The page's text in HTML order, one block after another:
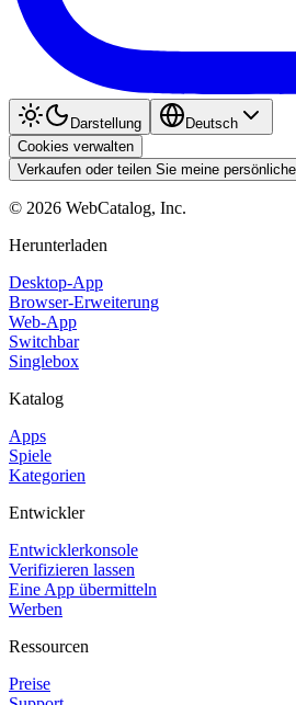
Darstellung
Deutsch
Cookies verwalten
Verkaufen oder teilen Sie meine
© 2026 WebCatalog, Inc.
Herunterladen
Desktop-App
Browser-Erweiterung
Web-App
Switchbar
Singlebox
Katalog
Apps
Spiele
Kategorien
Entwickler
Entwicklerkonsole
Verifizieren lassen
Eine App übermitteln
Werben
Ressourcen
Preise